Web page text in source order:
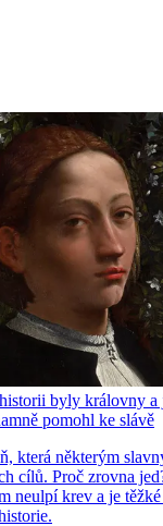
byly královny a
pomohl ke slávě
která některým
cílů. Proč zrovna
neulpí krev a je